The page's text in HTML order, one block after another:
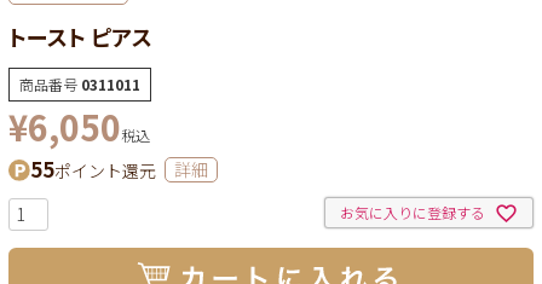
トースト ピアス
商品番号 0311011
¥6,050税込
55ポイント還元 詳細
お気に入りに登録する